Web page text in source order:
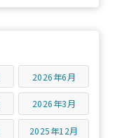
2026年6月
2026年3月
2025年12月